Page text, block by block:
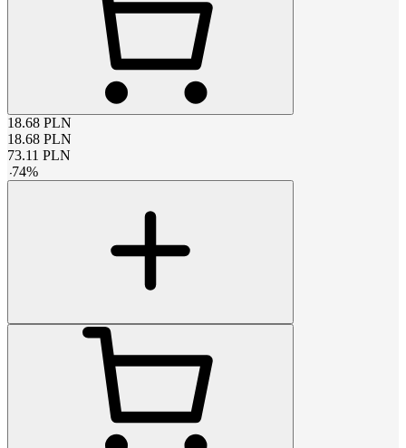
18.68 PLN
18.68 PLN
73.11 PLN
-74%